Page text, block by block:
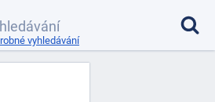
vyhledávání